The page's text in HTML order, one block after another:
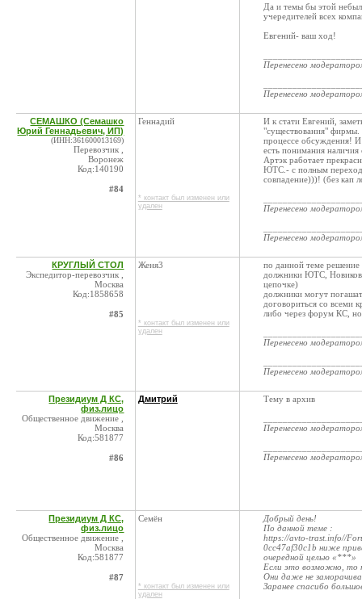
Да и темы бы этой
учередителей всех
Евгений- ваш ход!
Перенесено
Перенесено
СЕМАШКО (Семашко
Юрий Геннадьевич, ИП)
(ИНН:361600013169)
Перевозчик ,
Воронеж
Код:140190
#84
Геннадий
* контакт был изменен или
удален
И к стати Евгений,
"существования"
процессе обсуждения! И
есть понимания
Артэк работает
ЮТС.- с полным
совпадение)))! (без кап
Перенесено
Перенесено
КРУГЛЫЙ СТОЛ
Экспедитор-перевозчик ,
Москва
Код:1858658
#85
Женя3
* контакт был изменен или
удален
по данной теме решение
должники ЮТС, Новиков
цепочке)
должники могут
договориться со всеми
либо через форум КС,
Перенесено
Перенесено
Президиум Д КС,
физ.лицо
Общественное движение ,
Москва
Код:581877
#86
Дмитрий
Тему в архив
Перенесено
Перенесено
Президиум Д КС,
физ.лицо
Общественное движение ,
Москва
Код:581877
#87
Семён
* контакт был изменен или
удален
Добрый день!
По данной теме :
https://avto-trast.info//
0cc47af30c1b ниже
очередной целью «***»
Если это возможно, то
Они даже не
Заранее спасибо